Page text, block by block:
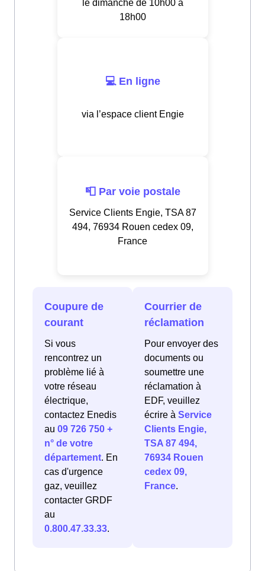
le dimanche de 10h00 à
18h00
💻 En ligne
via l’espace client Engie
📮 Par voie postale
Service Clients Engie, TSA 87
494, 76934 Rouen cedex 09,
France
Coupure de
courant
Si vous
rencontrez un
problème lié à
votre réseau
électrique,
contactez Enedis
au 09 726 750 +
n° de votre
département. En
cas d'urgence
gaz, veuillez
contacter GRDF
au
0.800.47.33.33.
Courrier de
réclamation
Pour envoyer des
documents ou
soumettre une
réclamation à
EDF, veuillez
écrire à Service
Clients Engie,
TSA 87 494,
76934 Rouen
cedex 09,
France.